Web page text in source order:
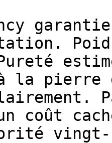
pierre
coût
vingt-